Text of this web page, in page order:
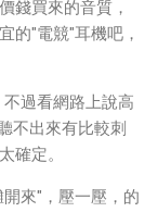
錢買來的音質，
的"電競"耳機吧，
不過看網路上說高
不出來有比較刺
確定。
來"，壓一壓，的